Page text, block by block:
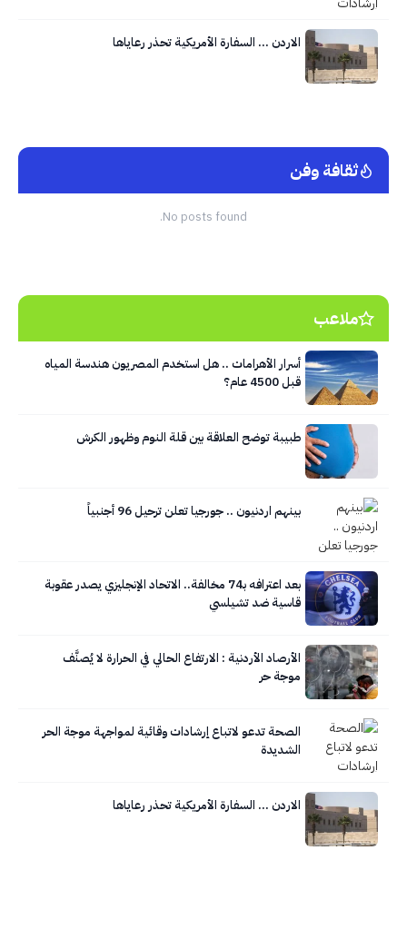
الاردن … السفارة الأمريكية تحذر رعاياها
ثقافة وفن
No posts found.
ملاعب
أسرار الأهرامات .. هل استخدم المصريون هندسة المياه
قبل 4500 عام؟
طبيبة توضح العلاقة بين قلة النوم وظهور الكرش
بينهم اردنيون .. جورجيا تعلن ترحيل 96 أجنبياً
بعد اعترافه بـ74 مخالفة.. الاتحاد الإنجليزي يصدر عقوبة
قاسية ضد تشيلسي
الأرصاد الأردنية : الارتفاع الحالي في الحرارة لا يُصنَّف
موجة حر
الصحة تدعو لاتباع إرشادات وقائية لمواجهة موجة الحر
الشديدة
الاردن … السفارة الأمريكية تحذر رعاياها